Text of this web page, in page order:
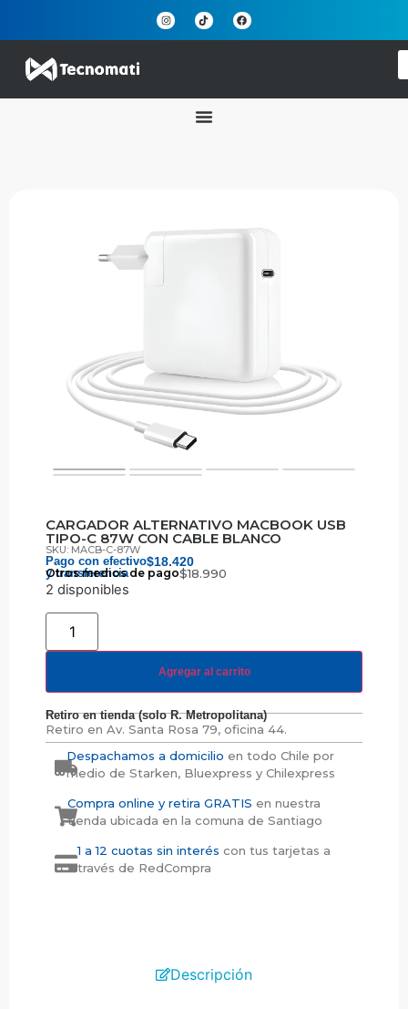
CARGADOR ALTERNATIVO MACBOOK USB
TIPO-C 87W CON CABLE BLANCO
SKU: MACB-C-87W
Pago con efectivo
y transferencia
$18.420
Otros medios de pago$18.990
2 disponibles
Agregar al carrito
Retiro en tienda (solo R. Metropolitana)
Retiro en Av. Santa Rosa 79, oficina 44.
Despachamos a domicilio en todo Chile por
medio de Starken, Bluexpress y Chilexpress
Compra online y retira GRATIS en nuestra
tienda ubicada en la comuna de Santiago
1 a 12 cuotas sin interés con tus tarjetas a
través de RedCompra
Descripción